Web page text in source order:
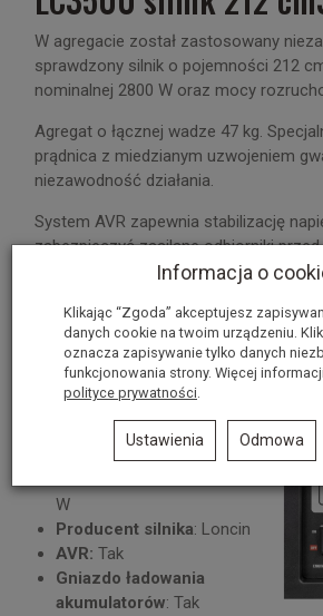
W agregacie został zastosowany
sprawdzony silnik o pojemności 212
nominalnej 2800 W oraz mocy
Agregat o łącznej wadze 47 kg.
prądnica z miedzianym uzwojeniem
niezawodność działania.
System AVR zapewnia stabilizację
zabezpieczyć zasilane odbiorniki
Czujnik oleju wyłączy agregat przy
zabezpieczając silnik przed zatarciem.
Dane techniczne:
Marka: Loncin
Wymiary (dł. x szer. x wys.)
590 x 430 x 467 mm
W
Producent silnika: Loncin
AVR: Tak
Gniazdo ładowania
akumulatorów: Tak
Informacja o
Klikając “Zgoda” akceptujesz
danych cookie na twoim urządzeniu.
oznacza zapisywanie tylko danych
funkcjonowania strony. Więcej
polityce prywatności.
Ustawienia Odmowa